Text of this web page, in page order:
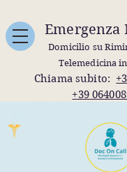
Emergenza
Domicilio su
Telemedicina in
Chiama subito:
+39